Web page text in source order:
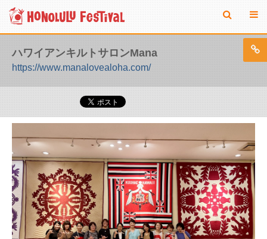
ハワイアンキルトサロンMana
https://www.manalovealoha.com/